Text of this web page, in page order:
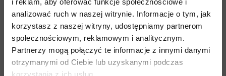
i reklam, aby oferować funkcje społecznościowe i
analizować ruch w naszej witrynie. Informacje o tym, jak
korzystasz z naszej witryny, udostępniamy partnerom
społecznościowym, reklamowym i analitycznym.
Partnerzy mogą połączyć te informacje z innymi danymi
otrzymanymi od Ciebie lub uzyskanymi podczas
korzystania z ich usług.
Specyfikacja
Do tego produktu rekomendujemy